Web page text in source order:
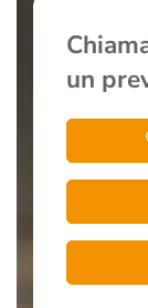
un